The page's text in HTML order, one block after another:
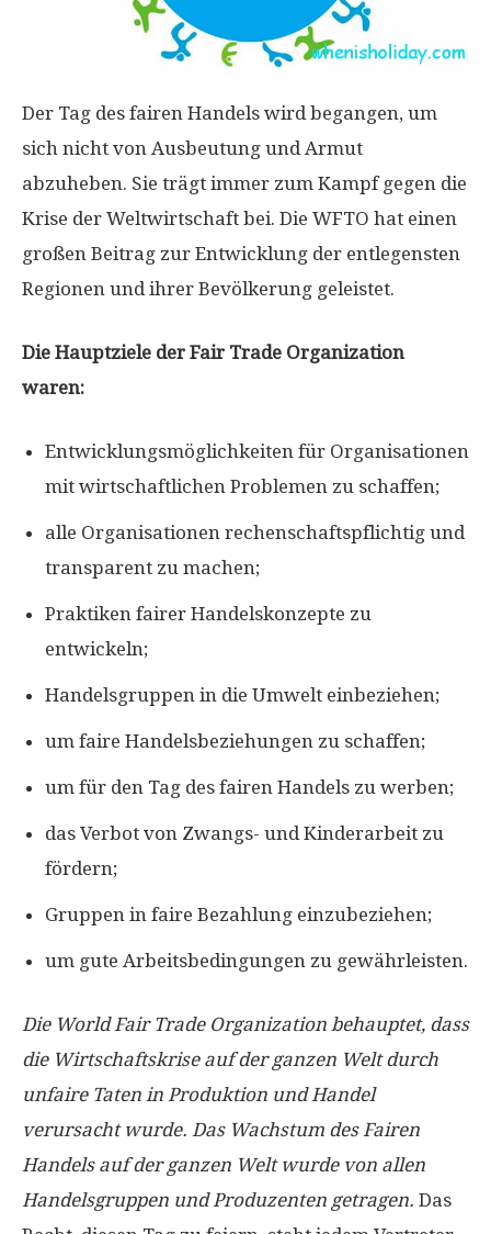
Der Tag des fairen Handels wird begangen, um
sich nicht von Ausbeutung und Armut
abzuheben. Sie trägt immer zum Kampf gegen die
Krise der Weltwirtschaft bei. Die WFTO hat einen
großen Beitrag zur Entwicklung der entlegensten
Regionen und ihrer Bevölkerung geleistet.
Die Hauptziele der Fair Trade Organization
waren:
Entwicklungsmöglichkeiten für Organisationen
mit wirtschaftlichen Problemen zu schaffen;
alle Organisationen rechenschaftspflichtig und
transparent zu machen;
Praktiken fairer Handelskonzepte zu
entwickeln;
Handelsgruppen in die Umwelt einbeziehen;
um faire Handelsbeziehungen zu schaffen;
um für den Tag des fairen Handels zu werben;
das Verbot von Zwangs- und Kinderarbeit zu
fördern;
Gruppen in faire Bezahlung einzubeziehen;
um gute Arbeitsbedingungen zu gewährleisten.
Die World Fair Trade Organization behauptet, dass
die Wirtschaftskrise auf der ganzen Welt durch
unfaire Taten in Produktion und Handel
verursacht wurde. Das Wachstum des Fairen
Handels auf der ganzen Welt wurde von allen
Handelsgruppen und Produzenten getragen. Das